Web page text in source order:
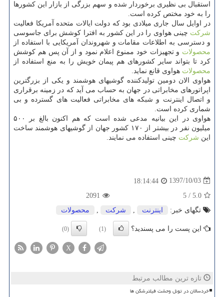
استقبال بی نظیری برخوردار شده و سهم بزرگی از بازار این كشورها
را به خود مختص كرده است.
در اوایل سال جاری میلادی بود كه دولت ایالات متحده آمریكا فعالیت
شركت چینی هواوی را در این كشور به افترا كوشش برای جاسوسی
و دسترسی به اطلاعات مقامات و شهروندان آمریكایی با استفاده از
محصولات و تجهیزات خود ممنوع اعلام نمود و از آن پس هم كوشش
كرد تا بتواند سایر كشورهای هم پیمان خویش را به منع استفاده از
محصولات هواوی قانع نماید.
هواوی الان دومین تولیدكننده گوشیهای هوشمند و یكی از بزرگترین
اپراتورهای مخابراتی در جهان به حساب می آید كه در زمینه برقراری
و اتصال اینترنت و شبكه های مخابراتی فعالیت های گسترده و بی
شماری كرده است.
هواوی در این بیانیه مدعی شده است كه هم اكنون بالغ بر ۵۰۰
میلیون نفر در بیشتر از ۱۷۰ كشور جهان از گوشیهای هوشمند ساخت
این شركت چینی استفاده می نمایند.
1397/10/03
18:14:44
5.0
/
5
2091
تگهای خبر:
اینترنت , شركت , محصولات
این پست را می پسندید؟ (1)
(0)
X
تازه ترین مطالب مرتبط
خردسالان در تونل وحشت فیلترشکن ها